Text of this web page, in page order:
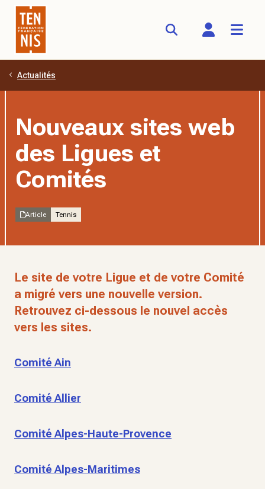
Aller au contenu principal
Actualités
Nouveaux sites web
des Ligues et
Comités
Article Tennis
Le site de votre Ligue et de votre Comité
a migré vers une nouvelle version.
Retrouvez ci-dessous le nouvel accès
vers les sites.
Comité Ain
Comité Allier
Comité Alpes-Haute-Provence
Comité Alpes-Maritimes